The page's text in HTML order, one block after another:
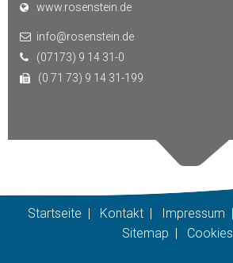
www.rosenstein.de
info@rosenstein.de
(07173) 9 14 31-0
(0 71 73) 9 14 31-199
Startseite Kontakt Impressum
Sitemap
Cookies